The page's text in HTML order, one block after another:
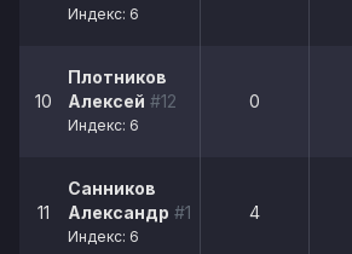
Индекс: 6
10
Плотников
Алексей #12
Индекс: 6
0
11
Санников
Александр #11
Индекс: 6
4